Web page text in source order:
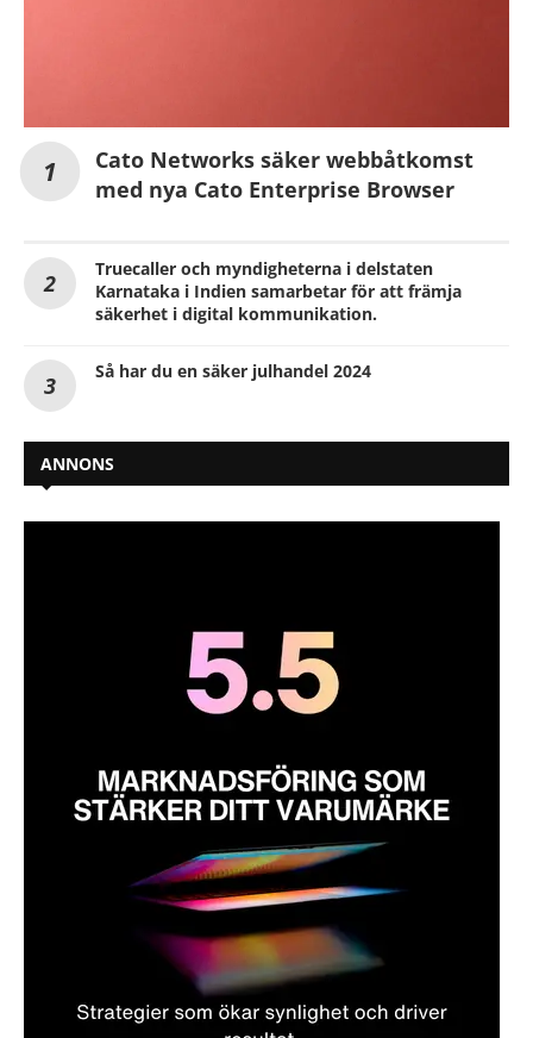
Cato Networks säker webbåtkomst
med nya Cato Enterprise Browser
Truecaller och myndigheterna i delstaten
Karnataka i Indien samarbetar för att främja
säkerhet i digital kommunikation.
Så har du en säker julhandel 2024
ANNONS